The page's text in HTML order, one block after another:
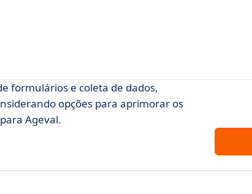
formulários e coleta de dados,
opções para aprimorar os
Ageval.